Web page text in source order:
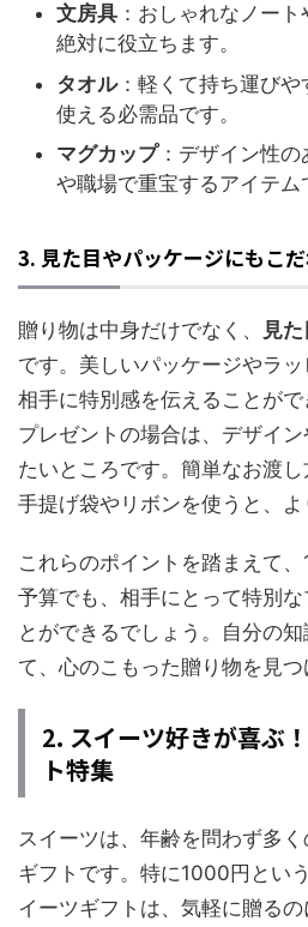
文房具 ：おしゃれなノー
絶対に役立ちます。
タオル：軽くて持ち運びや
使える必需品です。
マグカップ：デザイン性の
や職場で重宝するアイテム
3. 見た目やパッケージにもこ
贈り物は中身だけでなく、 見
です。美しいパッケージやラッ
相手に特別感を伝えることが
プレゼントの場合は、デザイ
たいところです。簡単なお渡
手提げ袋やリボンを使うと、よ
これらのポイントを踏まえて
予算でも、相手にとって特別
とができるでしょう。自分の
て、心のこもった贈り物を見つ
2. スイーツ好きが喜ぶ
ト特集
スイーツは、年齢を問わず多
ギフトです。特に1000円とい
イーツギフトは、気軽に贈る